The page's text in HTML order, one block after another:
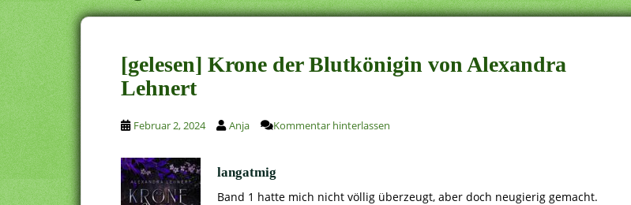
[gelesen] Krone der Blutkönigin von Alexandra
Lehnert
Februar 2, 2024 Anja Kommentar hinterlassen
langatmig
Band 1 hatte mich nicht völlig überzeugt, aber doch neugierig gemacht.